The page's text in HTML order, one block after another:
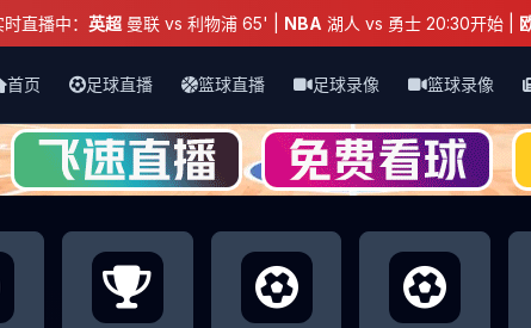
直播中： 英超曼联 vs 利物浦 65' | NBA 湖人 vs 勇士 20:30开始 |
首页 足球直播 篮球直播 足球录像 篮球录像